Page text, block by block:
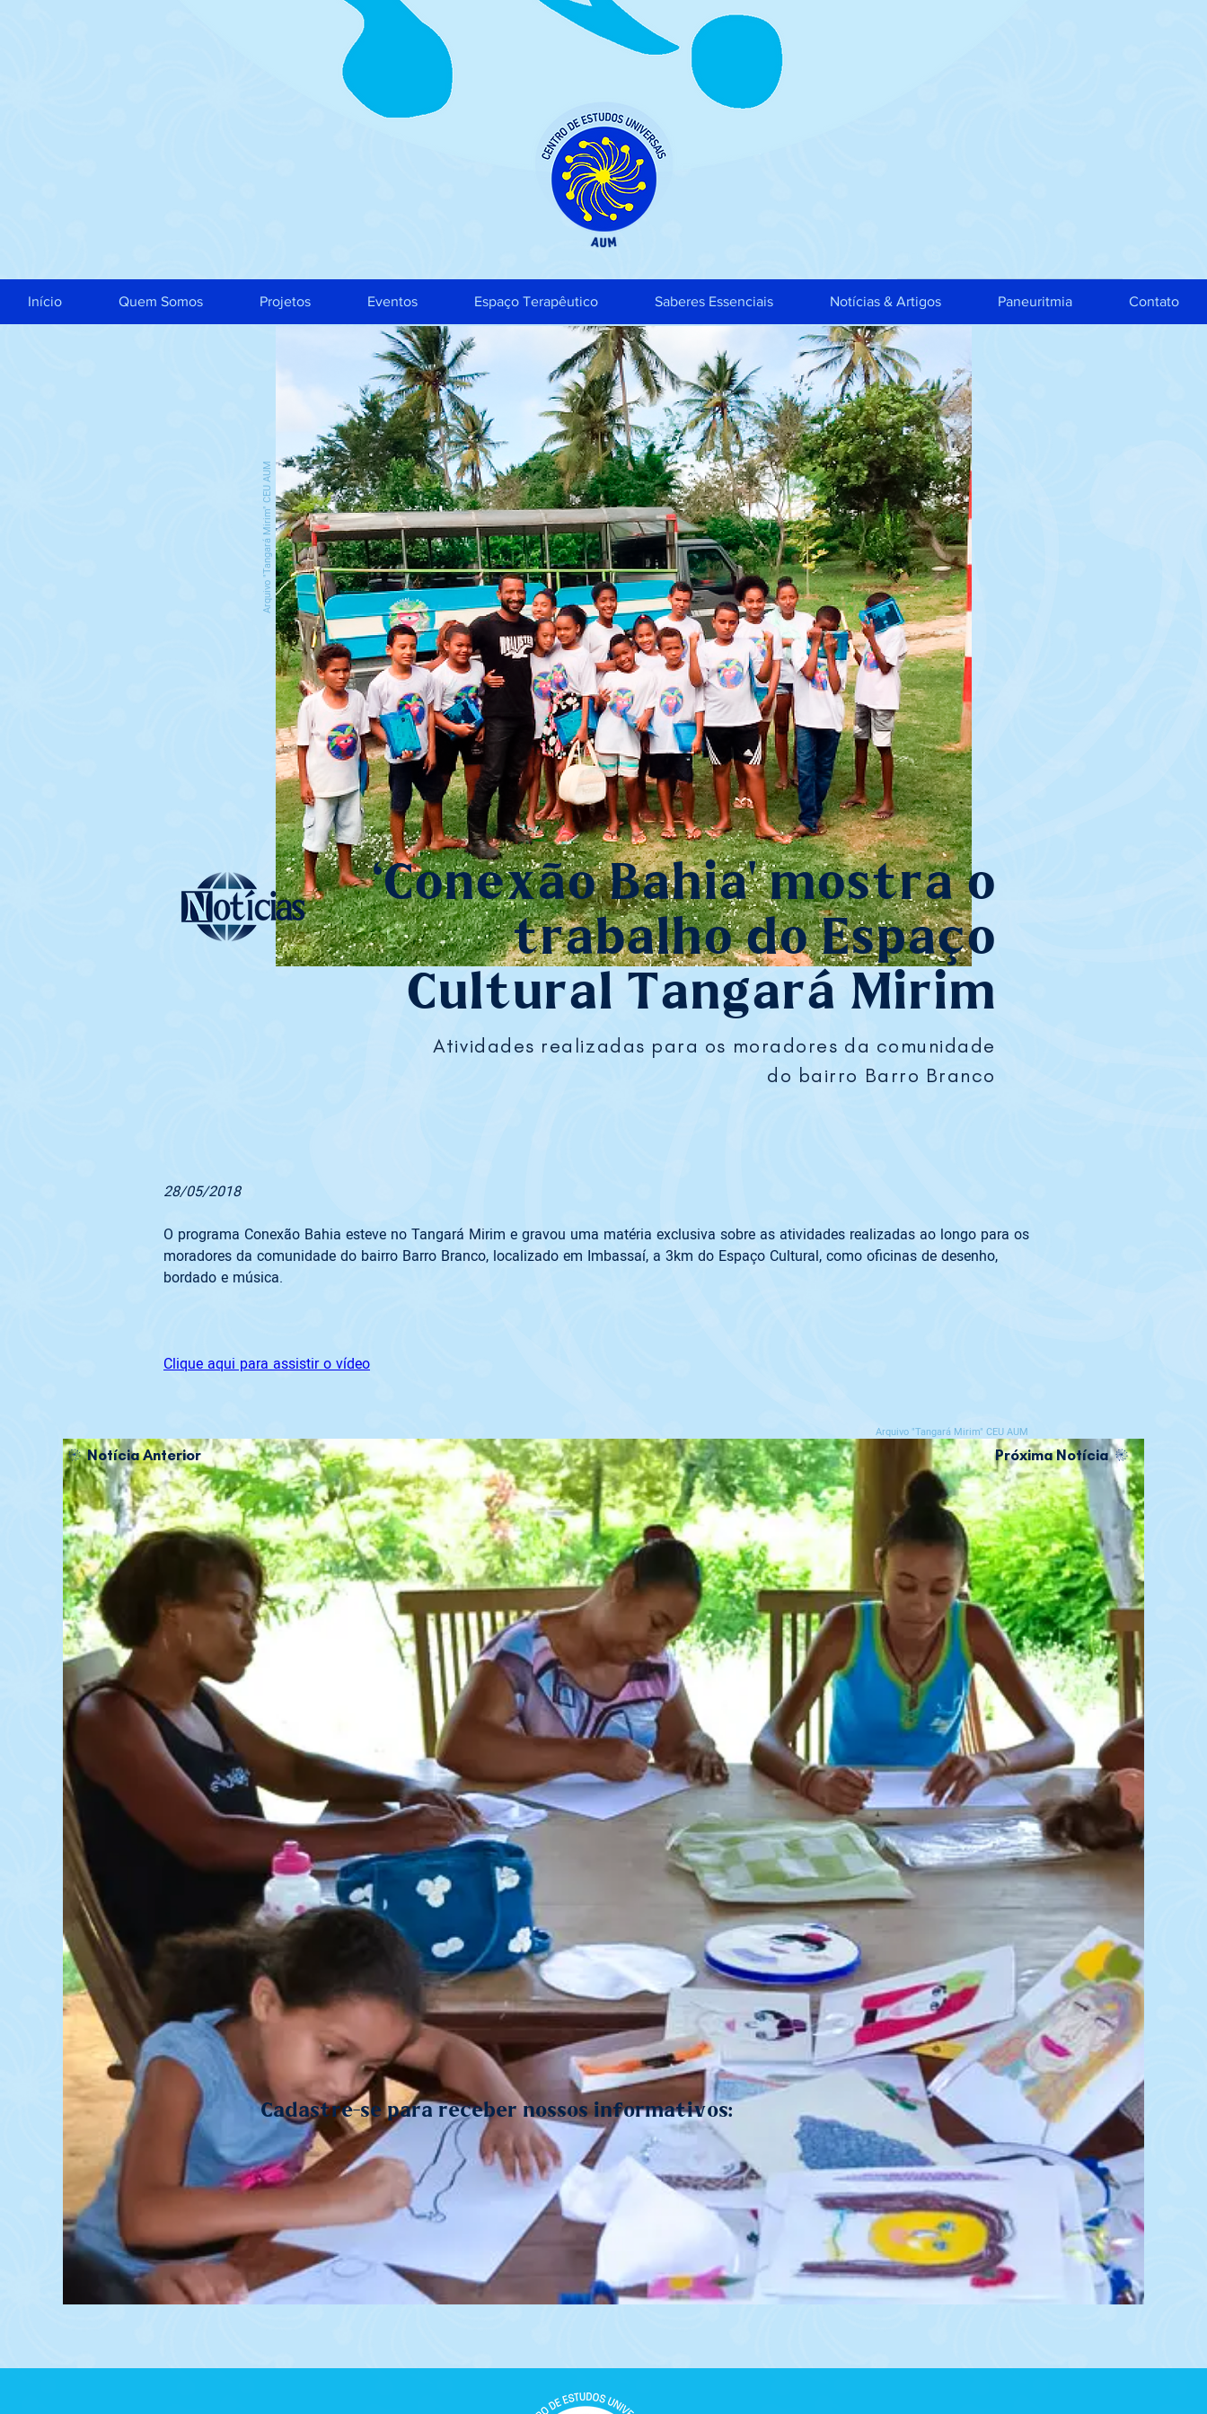
Início Quem Somos Projetos Eventos Espaço Terapêutico Saberes Essenciais Notícias & Artigos Paneuritmia Contato
Arquivo "Tangará Mirim" CEU AUM
‘Conexão Bahia' mostra o
trabalho do Espaço
Cultural Tangará Mirim
Atividades realizadas para os moradores da comunidade
do bairro Barro Branco
28/05/2018
O programa Conexão Bahia esteve no Tangará Mirim e gravou uma matéria exclusiva sobre as atividades realizadas ao longo para os
moradores da comunidade do bairro Barro Branco, localizado em Imbassaí, a 3km do Espaço Cultural, como oficinas de desenho,
bordado e música.
Clique aqui para assistir o vídeo
Arquivo "Tangará Mirim" CEU AUM
Notícia Anterior Próxima Notícia
Cadastre-se para receber nossos informativos: